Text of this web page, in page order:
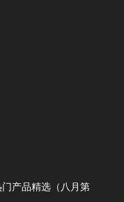
产品精选（八月第